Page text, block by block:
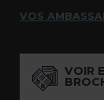
VOS
VOIR